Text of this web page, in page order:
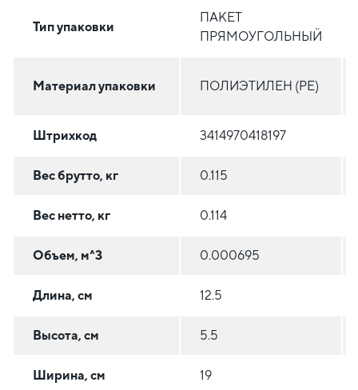
Тип упаковки
ПАКЕТ
ПРЯМОУГОЛЬНЫЙ
Материал упаковки ПОЛИЭТИЛЕН (PE)
Штрихкод 3414970418197
Вес брутто, кг 0.115
Вес нетто, кг 0.114
Объем, м^3 0.000695
Длина, см 12.5
Высота, см 5.5
Ширина, см 19